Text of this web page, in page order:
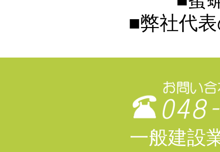
■弊社代
一般建設